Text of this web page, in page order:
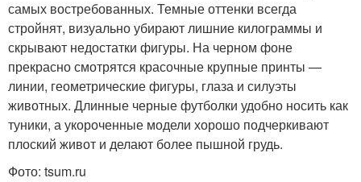
самых востребованных. Темные оттенки всегда
стройнят, визуально убирают лишние килограммы и
скрывают недостатки фигуры. На черном фоне
прекрасно смотрятся красочные крупные принты —
линии, геометрические фигуры, глаза и силуэты
животных. Длинные черные футболки удобно носить как
туники, а укороченные модели хорошо подчеркивают
плоский живот и делают более пышной грудь.
Фото: tsum.ru